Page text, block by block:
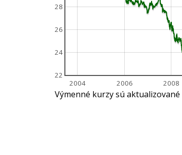
2004 2006 2008
22
24
26
28
Výmenné kurzy sú